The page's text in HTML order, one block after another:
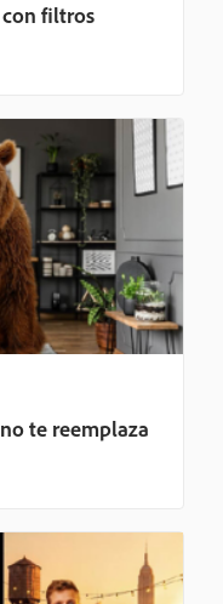
con filtros
te reemplaza